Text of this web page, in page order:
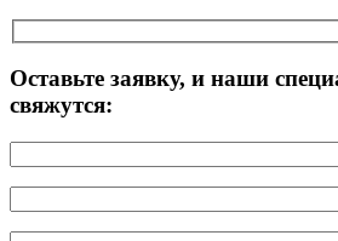
Оставьте заявку, и наши
свяжутся: